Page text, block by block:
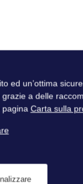
ed un’ottima
a delle
pagina Carta sulla